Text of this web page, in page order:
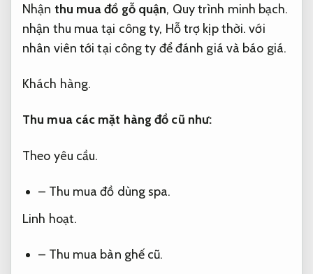
Nhận thu mua đồ gỗ quận, Quy trình minh bạch.
nhận thu mua tại công ty, Hỗ trợ kịp thời. với
nhân viên tới tại công ty để đánh giá và báo giá.
Khách hàng.
Thu mua các mặt hàng đồ cũ như:
Theo yêu cầu.
– Thu mua đồ dùng spa.
Linh hoạt.
– Thu mua bàn ghế cũ.